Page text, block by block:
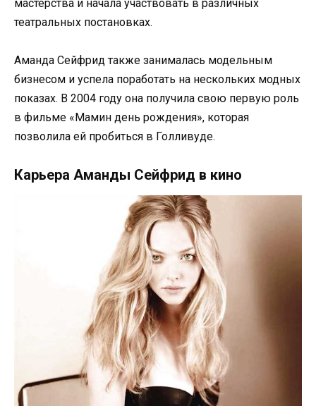
мастерства и начала участвовать в различных
театральных постановках.
Аманда Сейфрид также занималась модельным
бизнесом и успела поработать на нескольких модных
показах. В 2004 году она получила свою первую роль
в фильме «Мамин день рождения», которая
позволила ей пробиться в Голливуде.
Карьера Аманды Сейфрид в кино